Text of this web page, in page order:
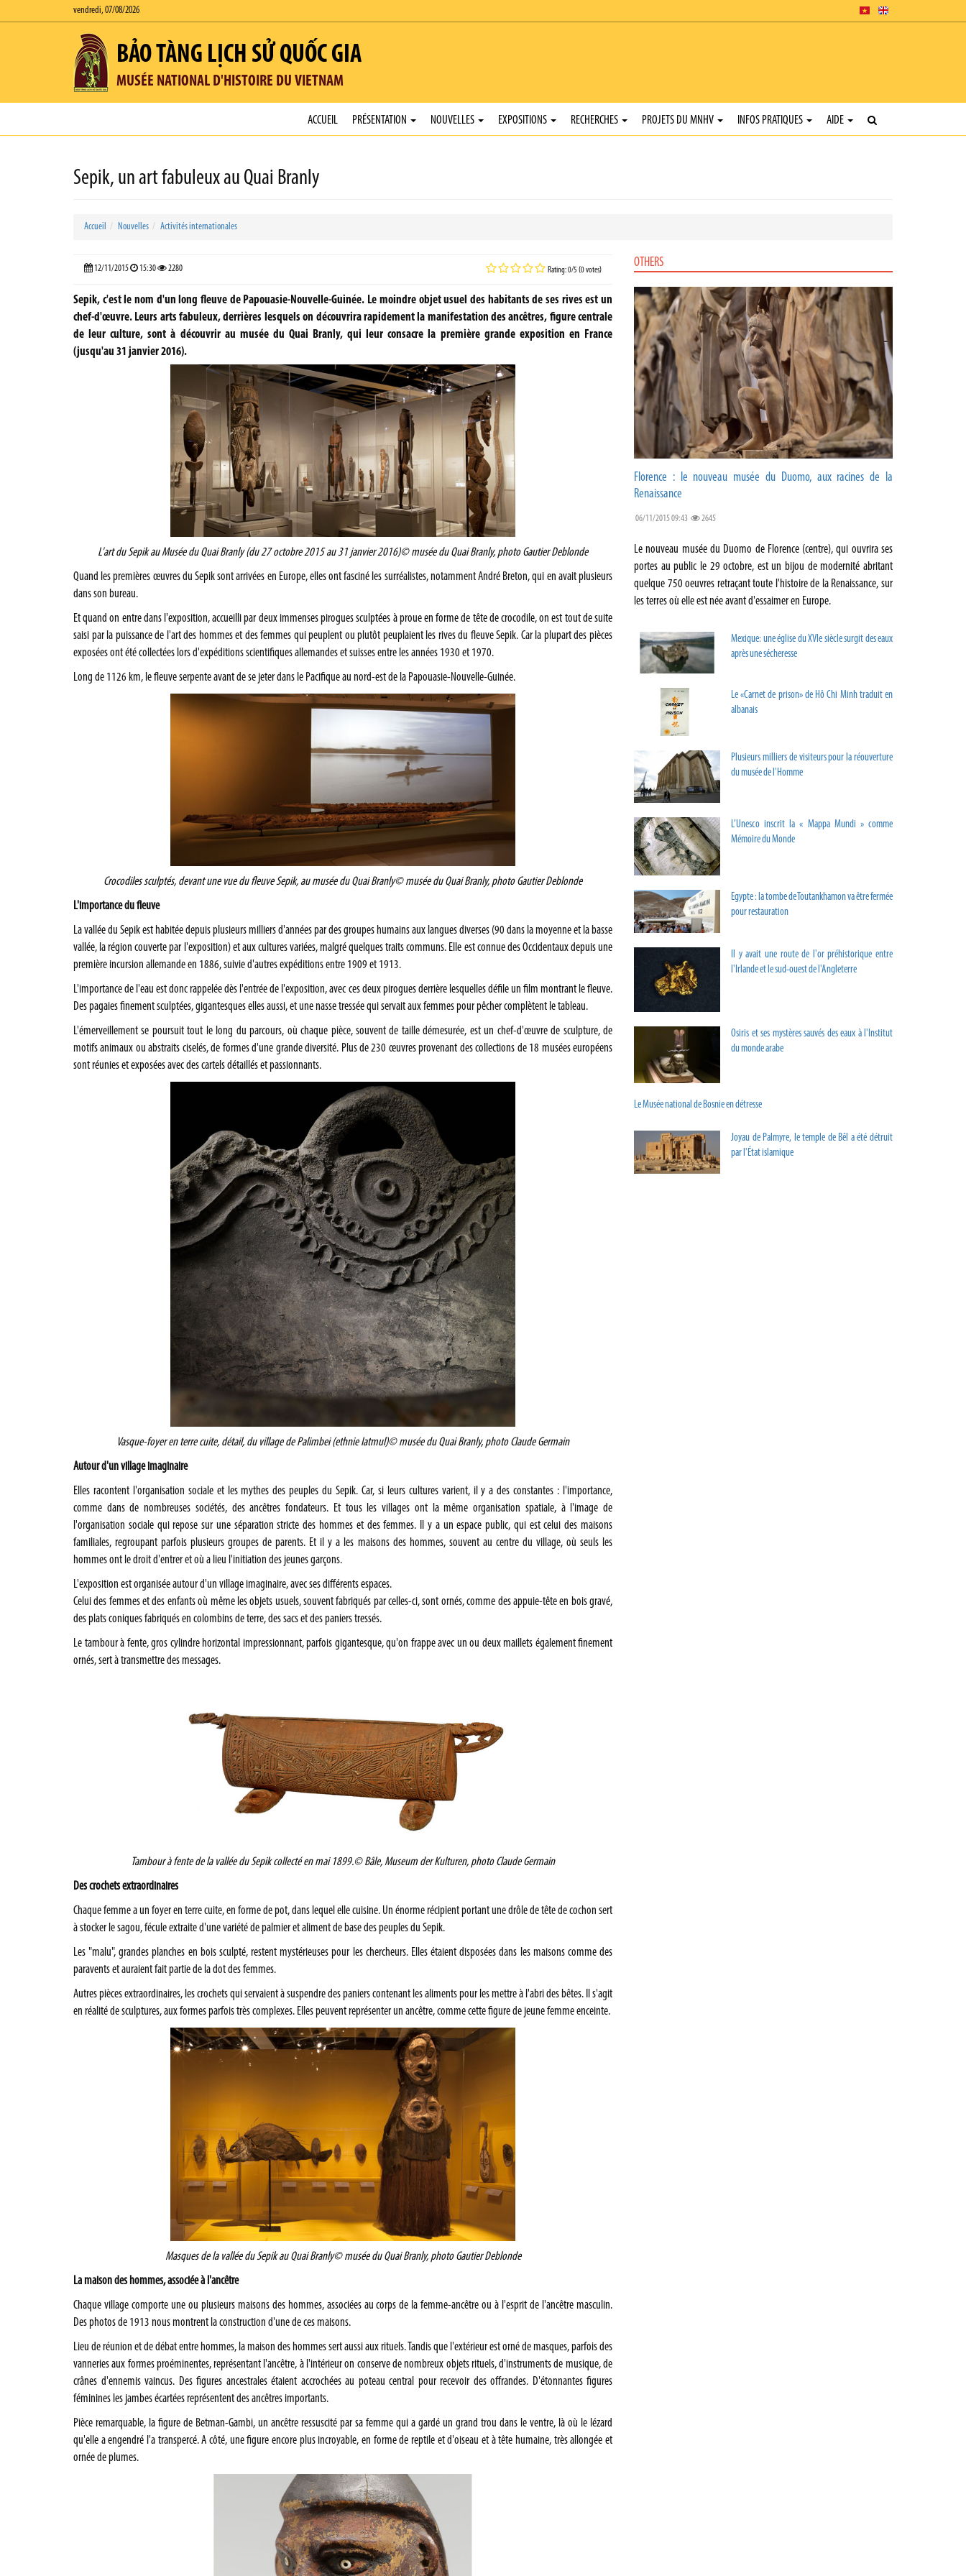
vendredi, 07/08/2026
BẢO TÀNG LỊCH SỬ QUỐC GIA
MUSÉE NATIONAL D'HISTOIRE DU VIETNAM
ACCUEIL PRÉSENTATION NOUVELLES EXPOSITIONS RECHERCHES PROJETS DU MNHV INFOS PRATIQUES AIDE
Sepik, un art fabuleux au Quai Branly
Accueil Nouvelles Activités internationales
12/11/2015 15:30 2280 Rating: 0/5 (0 votes)
Sepik, c'est le nom d'un long fleuve de Papouasie-Nouvelle-Guinée. Le moindre objet usuel des habitants de ses rives est un
chef-d'œuvre. Leurs arts fabuleux, derrières lesquels on découvrira rapidement la manifestation des ancêtres, figure centrale
de leur culture, sont à découvrir au musée du Quai Branly, qui leur consacre la première grande exposition en France
(jusqu'au 31 janvier 2016).
L'art du Sepik au Musée du Quai Branly (du 27 octobre 2015 au 31 janvier 2016)© musée du Quai Branly, photo Gautier Deblonde
Quand les premières œuvres du Sepik sont arrivées en Europe, elles ont fasciné les surréalistes, notamment André Breton, qui en avait plusieurs
dans son bureau.
Et quand on entre dans l'exposition, accueilli par deux immenses pirogues sculptées à proue en forme de tête de crocodile, on est tout de suite
saisi par la puissance de l'art des hommes et des femmes qui peuplent ou plutôt peuplaient les rives du fleuve Sepik. Car la plupart des pièces
exposées ont été collectées lors d'expéditions scientifiques allemandes et suisses entre les années 1930 et 1970.
Long de 1126 km, le fleuve serpente avant de se jeter dans le Pacifique au nord-est de la Papouasie-Nouvelle-Guinée.
Crocodiles sculptés, devant une vue du fleuve Sepik, au musée du Quai Branly© musée du Quai Branly, photo Gautier Deblonde
L'importance du fleuve
La vallée du Sepik est habitée depuis plusieurs milliers d'années par des groupes humains aux langues diverses (90 dans la moyenne et la basse
vallée, la région couverte par l'exposition) et aux cultures variées, malgré quelques traits communs. Elle est connue des Occidentaux depuis une
première incursion allemande en 1886, suivie d'autres expéditions entre 1909 et 1913.
L'importance de l'eau est donc rappelée dès l'entrée de l'exposition, avec ces deux pirogues derrière lesquelles défile un film montrant le fleuve.
Des pagaies finement sculptées, gigantesques elles aussi, et une nasse tressée qui servait aux femmes pour pêcher complètent le tableau.
L'émerveillement se poursuit tout le long du parcours, où chaque pièce, souvent de taille démesurée, est un chef-d'œuvre de sculpture, de
motifs animaux ou abstraits ciselés, de formes d'une grande diversité. Plus de 230 œuvres provenant des collections de 18 musées européens
sont réunies et exposées avec des cartels détaillés et passionnants.
Vasque-foyer en terre cuite, détail, du village de Palimbei (ethnie Iatmul)© musée du Quai Branly, photo Claude Germain
Autour d'un village imaginaire
Elles racontent l'organisation sociale et les mythes des peuples du Sepik. Car, si leurs cultures varient, il y a des constantes : l'importance,
comme dans de nombreuses sociétés, des ancêtres fondateurs. Et tous les villages ont la même organisation spatiale, à l'image de
l'organisation sociale qui repose sur une séparation stricte des hommes et des femmes. Il y a un espace public, qui est celui des maisons
familiales, regroupant parfois plusieurs groupes de parents. Et il y a les maisons des hommes, souvent au centre du village, où seuls les
hommes ont le droit d'entrer et où a lieu l'initiation des jeunes garçons.
L'exposition est organisée autour d'un village imaginaire, avec ses différents espaces.
Celui des femmes et des enfants où même les objets usuels, souvent fabriqués par celles-ci, sont ornés, comme des appuie-tête en bois gravé,
des plats coniques fabriqués en colombins de terre, des sacs et des paniers tressés.
Le tambour à fente, gros cylindre horizontal impressionnant, parfois gigantesque, qu'on frappe avec un ou deux maillets également finement
ornés, sert à transmettre des messages.
Tambour à fente de la vallée du Sepik collecté en mai 1899.© Bâle, Museum der Kulturen, photo Claude Germain
Des crochets extraordinaires
Chaque femme a un foyer en terre cuite, en forme de pot, dans lequel elle cuisine. Un énorme récipient portant une drôle de tête de cochon sert
à stocker le sagou, fécule extraite d'une variété de palmier et aliment de base des peuples du Sepik.
Les "malu", grandes planches en bois sculpté, restent mystérieuses pour les chercheurs. Elles étaient disposées dans les maisons comme des
paravents et auraient fait partie de la dot des femmes.
Autres pièces extraordinaires, les crochets qui servaient à suspendre des paniers contenant les aliments pour les mettre à l'abri des bêtes. Il s'agit
en réalité de sculptures, aux formes parfois très complexes. Elles peuvent représenter un ancêtre, comme cette figure de jeune femme enceinte.
Masques de la vallée du Sepik au Quai Branly© musée du Quai Branly, photo Gautier Deblonde
La maison des hommes, associée à l'ancêtre
Chaque village comporte une ou plusieurs maisons des hommes, associées au corps de la femme-ancêtre ou à l'esprit de l'ancêtre masculin.
Des photos de 1913 nous montrent la construction d'une de ces maisons.
Lieu de réunion et de débat entre hommes, la maison des hommes sert aussi aux rituels. Tandis que l'extérieur est orné de masques, parfois des
vanneries aux formes proéminentes, représentant l'ancêtre, à l'intérieur on conserve de nombreux objets rituels, d'instruments de musique, de
crânes d'ennemis vaincus. Des figures ancestrales étaient accrochées au poteau central pour recevoir des offrandes. D'étonnantes figures
féminines les jambes écartées représentent des ancêtres importants.
Pièce remarquable, la figure de Betman-Gambi, un ancêtre ressuscité par sa femme qui a gardé un grand trou dans le ventre, là où le lézard
qu'elle a engendré l'a transpercé. A côté, une figure encore plus incroyable, en forme de reptile et d'oiseau et à tête humaine, très allongée et
ornée de plumes.
OTHERS
Florence : le nouveau musée du Duomo, aux racines de la
Renaissance
06/11/2015 09:43 2645
Le nouveau musée du Duomo de Florence (centre), qui ouvrira ses
portes au public le 29 octobre, est un bijou de modernité abritant
quelque 750 oeuvres retraçant toute l'histoire de la Renaissance, sur
les terres où elle est née avant d'essaimer en Europe.
Mexique: une église du XVIe siècle surgit des eaux
après une sécheresse
Le «Carnet de prison» de Hô Chi Minh traduit en
albanais
Plusieurs milliers de visiteurs pour la réouverture
du musée de l'Homme
L’Unesco inscrit la « Mappa Mundi » comme
Mémoire du Monde
Egypte : la tombe de Toutankhamon va être fermée
pour restauration
Il y avait une route de l'or préhistorique entre
l'Irlande et le sud-ouest de l'Angleterre
Osiris et ses mystères sauvés des eaux à l'Institut
du monde arabe
Le Musée national de Bosnie en détresse
Joyau de Palmyre, le temple de Bêl a été détruit
par l'État islamique